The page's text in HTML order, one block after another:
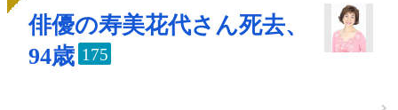
俳優の寿美花代さん死去、
94歳 175